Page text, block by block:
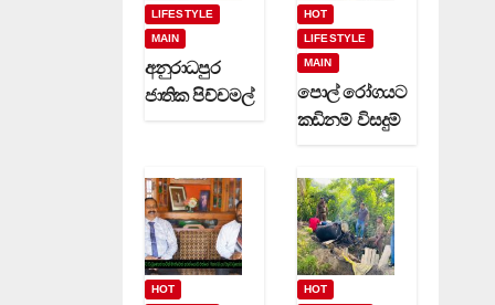
LIFESTYLE
MAIN
අනුරාධපුර
ජාතික පිච්චමල්
ගමන් වාර
කිහිපයක්
ධාවනයට…
HOT
LIFESTYLE
MAIN
පොල් රෝගයට
කඩිනම් විසදුම්
රක්ෂණාවරණ
යක් (video)
HOT
HOT